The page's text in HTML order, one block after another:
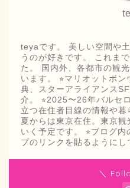
teyaです。 美しい空間や
うのが好きです。 これま
た。 国内外、各都市の観
います。 ⭐︎マリオットボ
典、スターアライアンス
介。 ⭐︎2025〜26年バルセ
立つ在住者目線の情報や暮
夏からは東京在住。東京
いく予定です。 ⭐︎ブログ
プのリンクを貼るようにし
＼